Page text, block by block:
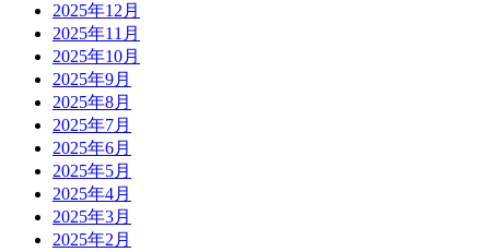
2025年12月
2025年11月
2025年10月
2025年9月
2025年8月
2025年7月
2025年6月
2025年5月
2025年4月
2025年3月
2025年2月